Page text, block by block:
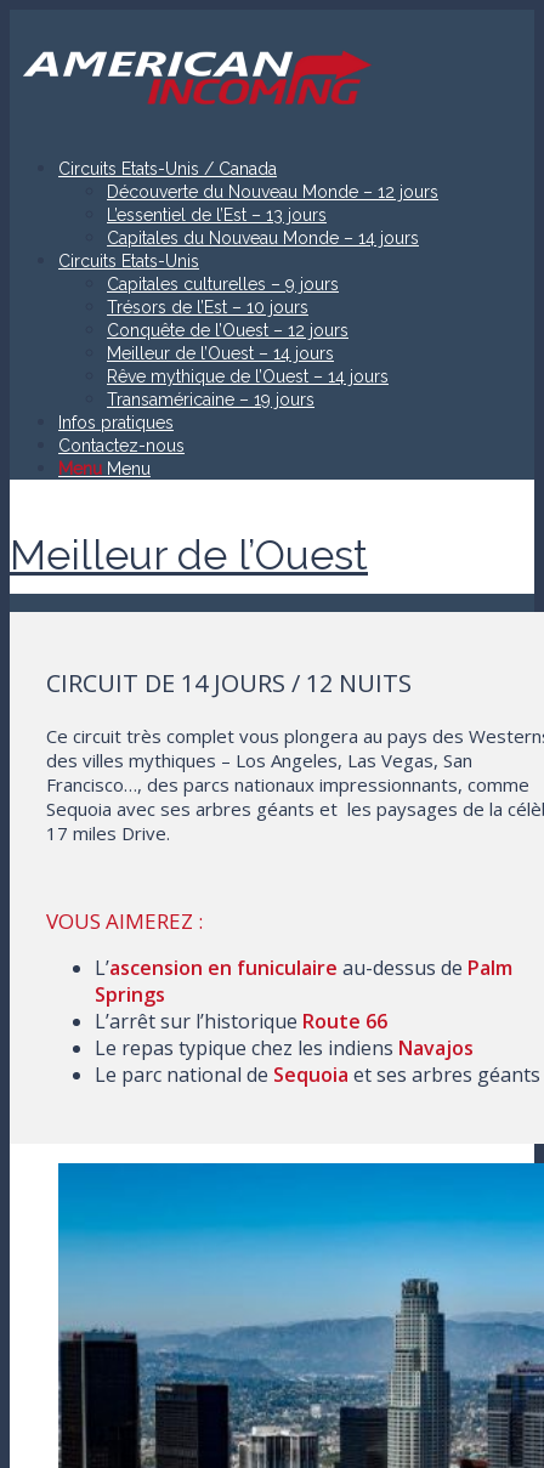
Circuits Etats-Unis / Canada
Découverte du Nouveau Monde – 12 jours
L’essentiel de l’Est – 13 jours
Capitales du Nouveau Monde – 14 jours
Circuits Etats-Unis
Capitales culturelles – 9 jours
Trésors de l’Est – 10 jours
Conquête de l’Ouest – 12 jours
Meilleur de l’Ouest – 14 jours
Rêve mythique de l’Ouest – 14 jours
Transaméricaine – 19 jours
Infos pratiques
Contactez-nous
Menu Menu
Meilleur de l’Ouest
CIRCUIT DE 14 JOURS / 12 NUITS
Ce circuit très complet vous plongera au pays des
des villes mythiques – Los Angeles, Las Vegas, San
Francisco…, des parcs nationaux impressionnants, comme
Sequoia avec ses arbres géants et les paysages de la
17 miles Drive.
VOUS AIMEREZ :
L’ascension en funiculaire au-dessus de Palm
Springs
L’arrêt sur l’historique Route 66
Le repas typique chez les indiens Navajos
Le parc national de Sequoia et ses arbres géants